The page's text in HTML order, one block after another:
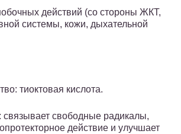
действий (со стороны ЖКТ,
системы, кожи, дыхательной
тиоктовая кислота.
свободные радикалы,
действие и улучшает